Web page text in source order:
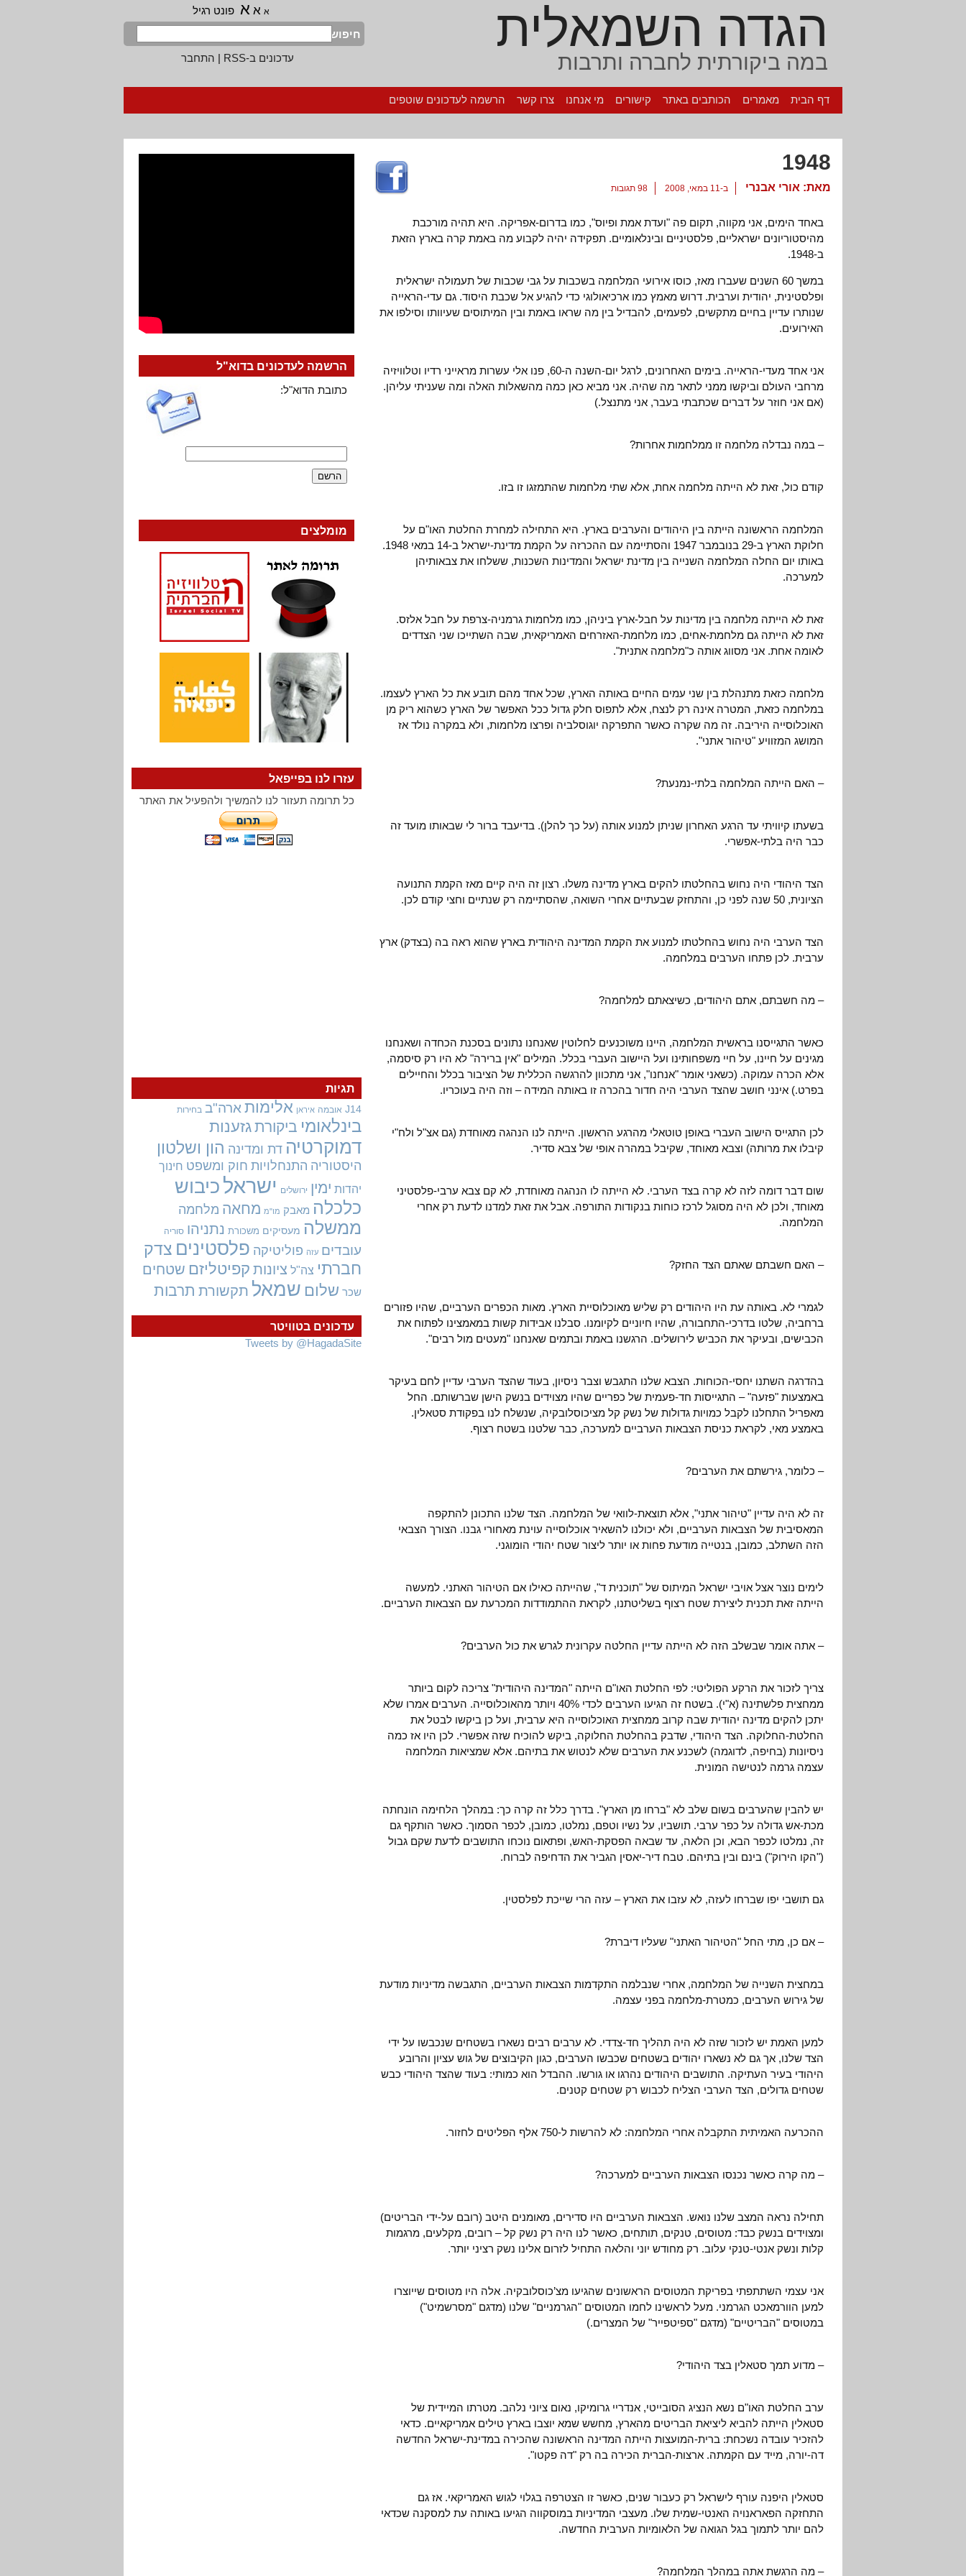
הגדה השמאלית
במה ביקורתית לחברה ותרבות
א א א פונט רגיל
חיפוש
עדכונים ב-RSS
| התחבר
דף הבית מאמרים הכותבים באתר קישורים מי אנחנו צרו קשר הרשמה לעדכונים שוטפים
1948
מאת: אורי אבנרי ב-11 במאי, 2008 98 תגובות
באחד הימים, אני מקווה, תקום פה "ועדת אמת ופיוס", כמו בדרום-אפריקה. היא תהיה מורכבת
מהיסטוריונים ישראליים, פלסטיניים ובינלאומיים. תפקידה יהיה לקבוע מה באמת קרה בארץ הזאת
ב-1948.
במשך 60 השנים שעברו מאז, כוסו אירועי המלחמה בשכבות על גבי שכבות של תעמולה ישראלית
ופלסטינית, יהודית וערבית. דרוש מאמץ כמו ארכיאולוגי כדי להגיע אל שכבת היסוד. גם עדי-הראייה
שנותרו עדיין בחיים מתקשים, לפעמים, להבדיל בין מה שראו באמת ובין המיתוסים שעיוותו וסילפו את
האירועים.
אני אחד מעדי-הראייה. בימים האחרונים, לרגל יום-השנה ה-60, פנו אלי עשרות מראייני רדיו וטלוויזיה
מרחבי העולם וביקשו ממני לתאר מה שהיה. אני מביא כאן כמה מהשאלות האלה ומה שעניתי עליהן.
(אם אני חוזר על דברים שכתבתי בעבר, אני מתנצל.)
– במה נבדלה מלחמה זו ממלחמות אחרות?
קודם כול, זאת לא הייתה מלחמה אחת, אלא שתי מלחמות שהתמזגו זו בזו.
המלחמה הראשונה הייתה בין היהודים והערבים בארץ. היא התחילה למחרת החלטת האו"ם על
חלוקת הארץ ב-29 בנובמבר 1947 והסתיימה עם ההכרזה על הקמת מדינת-ישראל ב-14 במאי 1948.
באותו יום החלה המלחמה השנייה בין מדינת ישראל והמדינות השכנות, ששלחו את צבאותיהן
למערכה.
זאת לא הייתה מלחמה בין מדינות על חבל-ארץ ביניהן, כמו מלחמות גרמניה-צרפת על חבל אלזס.
זאת לא הייתה גם מלחמת-אחים, כמו מלחמת-האזרחים האמריקאית, שבה השתייכו שני הצדדים
לאומה אחת. אני מסווג אותה כ"מלחמה אתנית".
מלחמה כזאת מתנהלת בין שני עמים החיים באותה הארץ, שכל אחד מהם תובע את כל הארץ לעצמו.
במלחמה כזאת, המטרה אינה רק לנצח, אלא לתפוס חלק גדול ככל האפשר של הארץ כשהוא ריק מן
האוכלוסייה היריבה. זה מה שקרה כאשר התפרקה יוגוסלביה ופרצו מלחמות, ולא במקרה נולד אז
המושג המזוויע "טיהור אתני".
– האם הייתה המלחמה בלתי-נמנעת?
בשעתו קיוויתי עד הרגע האחרון שניתן למנוע אותה (על כך להלן). בדיעבד ברור לי שבאותו מועד זה
כבר היה בלתי-אפשרי.
הצד היהודי היה נחוש בהחלטתו להקים בארץ מדינה משלו. רצון זה היה קיים מאז הקמת התנועה
הציונית, 50 שנה לפני כן, והתחזק שבעתיים אחרי השואה, שהסתיימה רק שנתיים וחצי קודם לכן.
הצד הערבי היה נחוש בהחלטתו למנוע את הקמת המדינה היהודית בארץ שהוא ראה בה (בצדק) ארץ
ערבית. לכן פתחו הערבים במלחמה.
– מה חשבתם, אתם היהודים, כשיצאתם למלחמה?
כאשר התגייסנו בראשית המלחמה, היינו משוכנעים לחלוטין שאנחנו נתונים בסכנת הכחדה ושאנחנו
מגינים על חיינו, על חיי משפחותינו ועל היישוב העברי בכלל. המילים "אין ברירה" לא היו רק סיסמה,
אלא הכרה עמוקה. (כשאני אומר "אנחנו", אני מתכוון להרגשה הכללית של הציבור בכלל והחיילים
בפרט.) אינני חושב שהצד הערבי היה חדור בהכרה זו באותה המידה – וזה היה בעוכריו.
לכן התגייס הישוב העברי באופן טוטאלי מהרגע הראשון. הייתה לנו הנהגה מאוחדת (גם אצ"ל ולח"י
קיבלו את מרותה) וצבא מאוחד, שקיבל במהרה אופי של צבא סדיר.
שום דבר דומה לזה לא קרה בצד הערבי. לא הייתה לו הנהגה מאוחדת, לא קם צבא ערבי-פלסטיני
מאוחד, ולכן לא היה מסוגל לרכז כוחות בנקודות התורפה. אבל את זאת למדנו לדעת רק אחרי
המלחמה.
– האם חשבתם שאתם הצד החזק?
לגמרי לא. באותה עת היו היהודים רק שליש מאוכלוסיית הארץ. מאות הכפרים הערביים, שהיו פזורים
ברחביה, שלטו בדרכי-התחבורה, שהיו חיוניים לקיומנו. סבלנו אבידות קשות במאמצינו לפתוח את
הכבישים, ובעיקר את הכביש לירושלים. הרגשנו באמת ובתמים שאנחנו "מעטים מול רבים".
בהדרגה השתנו יחסי-הכוחות. הצבא שלנו התגבש וצבר ניסיון, בעוד שהצד הערבי עדיין לחם בעיקר
באמצעות "פזעה" – התגייסות חד-פעמית של כפריים שהיו מצוידים בנשק הישן שברשותם. החל
מאפריל התחלנו לקבל כמויות גדולות של נשק קל מציכוסלובקיה, שנשלח לנו בפקודת סטאלין.
באמצע מאי, לקראת כניסת הצבאות הערביים למערכה, כבר שלטנו בשטח רצוף.
– כלומר, גירשתם את הערבים?
זה לא היה עדיין "טיהור אתני", אלא תוצאת-לוואי של המלחמה. הצד שלנו התכונן להתקפה
המאסיבית של הצבאות הערביים, ולא יכולנו להשאיר אוכלוסייה עוינת מאחורי גבנו. הצורך הצבאי
הזה השתלב, כמובן, בנטייה מודעת פחות או יותר ליצור שטח יהודי הומוגני.
לימים נוצר אצל אויבי ישראל המיתוס של "תוכנית ד", שהייתה כאילו אם הטיהור האתני. למעשה
הייתה זאת תכנית ליצירת שטח רצוף בשליטתנו, לקראת ההתמודדות המכרעת עם הצבאות הערביים.
– אתה אומר שבשלב הזה לא הייתה עדיין החלטה עקרונית לגרש את כול הערבים?
צריך לזכור את הרקע הפוליטי: לפי החלטת האו"ם הייתה "המדינה היהודית" צריכה לקום ביותר
ממחצית פלשתינה (א"י). בשטח זה הגיעו הערבים לכדי 40% ויותר מהאוכלוסייה. הערבים אמרו שלא
יתכן להקים מדינה יהודית שבה קרוב ממחצית האוכלוסייה היא ערבית, ועל כן ביקשו לבטל את
החלטת-החלוקה. הצד היהודי, שדבק בהחלטת החלוקה, ביקש להוכיח שזה אפשרי. לכן היו אז כמה
ניסיונות (בחיפה, לדוגמה) לשכנע את הערבים שלא לנטוש את בתיהם. אלא שמציאות המלחמה
עצמה גרמה לנטישה המונית.
יש להבין שהערבים בשום שלב לא "ברחו מן הארץ". בדרך כלל זה קרה כך: במהלך הלחימה הונחתה
מכת-אש גדולה על כפר ערבי. תושביו, על נשיו וטפם, נמלטו, כמובן, לכפר הסמוך. כאשר הותקף גם
זה, נמלטו לכפר הבא, וכן הלאה, עד שבאה הפסקת-האש, ופתאום נוכחו התושבים לדעת שקם גבול
("הקו הירוק") בינם ובין בתיהם. טבח דיר-יאסין הגביר את הדחיפה לברוח.
גם תושבי יפו שברחו לעזה, לא עזבו את הארץ – עזה הרי שייכת לפלסטין.
– אם כן, מתי החל "הטיהור האתני" שעליו דיברת?
במחצית השנייה של המלחמה, אחרי שנבלמה התקדמות הצבאות הערביים, התגבשה מדיניות מודעת
של גירוש הערבים, כמטרת-מלחמה בפני עצמה.
למען האמת יש לזכור שזה לא היה תהליך חד-צדדי. לא ערבים רבים נשארו בשטחים שנכבשו על ידי
הצד שלנו, אך גם לא נשארו יהודים בשטחים שכבשו הערבים, כגון הקיבוצים של גוש עציון והרובע
היהודי בעיר העתיקה. התושבים היהודים נהרגו או גורשו. ההבדל הוא כמותי: בעוד שהצד היהודי כבש
שטחים גדולים, הצד הערבי הצליח לכבוש רק שטחים קטנים.
ההכרעה האמיתית התקבלה אחרי המלחמה: לא להרשות ל-750 אלף הפליטים לחזור.
– מה קרה כאשר נכנסו הצבאות הערביים למערכה?
תחילה נראה המצב שלנו נואש. הצבאות הערביים היו סדירים, מאומנים היטב (רובם על-ידי הבריטים)
ומצוידים בנשק כבד: מטוסים, טנקים, תותחים, כאשר לנו היה רק נשק קל – רובים, מקלעים, מרגמות
קלות ונשק אנטי-טנקי עלוב. רק מחודש יוני והלאה התחיל לזרום אלינו נשק רציני יותר.
אני עצמי השתתפתי בפריקת המטוסים הראשונים שהגיעו מצ’כוסלובקיה. אלה היו מטוסים שייוצרו
למען הוורמאכט הגרמני. מעל לראשינו לחמו המטוסים "הגרמניים" שלנו (מדגם "מסרשמיט")
במטוסים "הבריטיים" (מדגם "ספיטפייר" של המצרים.)
– מדוע תמך סטאלין בצד היהודי?
ערב החלטת האו"ם נשא הנציג הסובייטי, אנדריי גרומיקו, נאום ציוני נלהב. מטרתו המיידית של
סטאלין הייתה להביא ליציאת הבריטים מהארץ, מחשש שמא יוצבו בארץ טילים אמריקאיים. כדאי
להזכיר עובדה נשכחת: ברית-המועצות הייתה המדינה הראשונה שהכירה במדינת-ישראל החדשה
דה-יורה, מייד עם הקמתה. ארצות-הברית הכירה בה רק "דה פקטו".
סטאלין היפנה עורף לישראל רק כעבור שנים, כאשר זו הצטרפה בגלוי לגוש האמריקאי. אז גם
התחזקה הפאראנויה האנטי-שמית שלו. מעצבי המדיניות במוסקווה הגיעו באותה עת למסקנה שכדאי
להם יותר לתמוך בגל הגואה של הלאומיות הערבית החדשה.
– מה הרגשת אתה במהלך המלחמה?
הרשמה לעדכונים בדוא"ל
כתובת הדוא"ל:
מומלצים
עזרו לנו בפייפאל
כל תרומה תעזור לנו להמשיך ולהפעיל את האתר
עדכונים בטוויטר
Tweets by @HagadaSite
תגיות
J14 אובמה איראן אלימות ארה"ב בחירות
בינלאומי ביקורתגזענות
דמוקרטיה דת ומדינה הון ושלטון
היסטוריה התנחלויות חוק ומשפט חינוך
יהדות ימין ירושלים ישראל כיבוש
כלכלה מאבק מו"מ מחאה מלחמה
ממשלה מעסיקים משכורת נתניהו סוריה
עובדים עזה פוליטיקה פלסטינים צדק
חברתי צה"ל ציונות קפיטליזם שטחים
שכר שלום שמאל תקשורת תרבות